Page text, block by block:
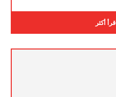
اقرأ أكثر